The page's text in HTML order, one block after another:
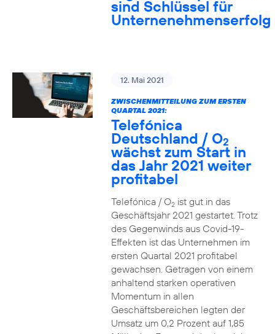
sind Schlüssel für
Unternenehmenserfolg
12. Mai 2021
ZWISCHENMITTEILUNG ZUM ERSTEN
QUARTAL 2021:
Telefónica
Deutschland / O2
wächst zum Start in
das Jahr 2021 weiter
profitabel
Telefónica / O2ist gut in das
Geschäftsjahr 2021 gestartet. Trotz
des Gegenwinds aus Covid-19-
Effekten ist das Unternehmen im
ersten Quartal 2021 profitabel
gewachsen. Getragen von einem
anhaltend starken operativen
Momentum in allen
Geschäftsbereichen legten der
Umsatz um 0,2 Prozent auf 1,85